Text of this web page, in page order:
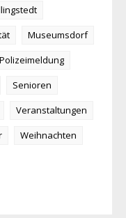
Museumsdorf
Polizeimeldung
Senioren
Veranstaltungen
Weihnachten